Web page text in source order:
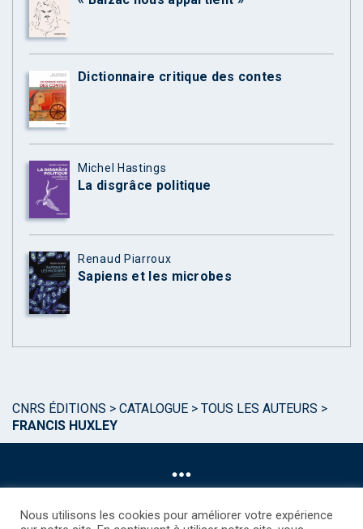
Dictionnaire critique des contes
Michel Hastings
La disgrâce politique
Renaud Piarroux
Sapiens et les microbes
CNRS ÉDITIONS > CATALOGUE > TOUS LES AUTEURS >
FRANCIS HUXLEY
Nous utilisons les cookies pour améliorer votre expérience